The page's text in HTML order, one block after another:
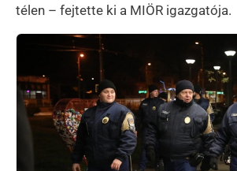
télen – fejtette ki a MIÖR igazgatója.
Kép